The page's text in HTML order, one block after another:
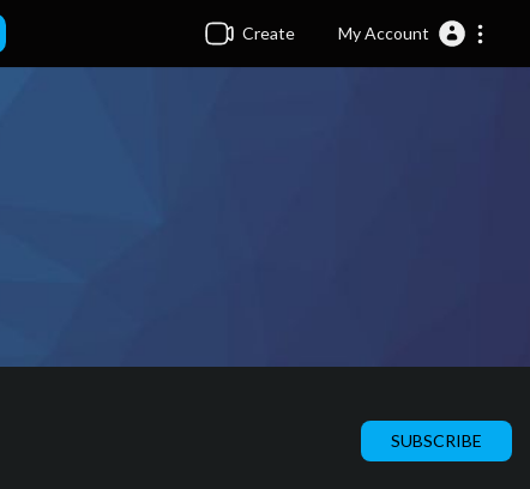
Create My Account
SUBSCRIBE